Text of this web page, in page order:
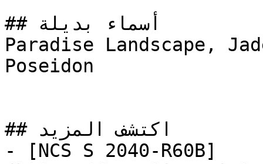
## أسماء بديلة
Paradise Landscape,
Poseidon
## اكتشف المزيد
- [NCS S 2040-R60B]